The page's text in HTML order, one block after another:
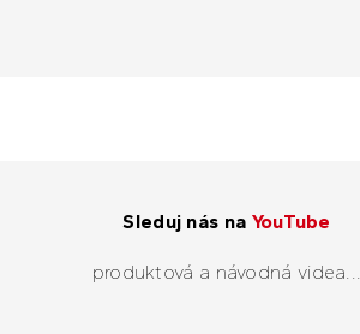
Sleduj nás na YouTube
produktová a návodná videa...